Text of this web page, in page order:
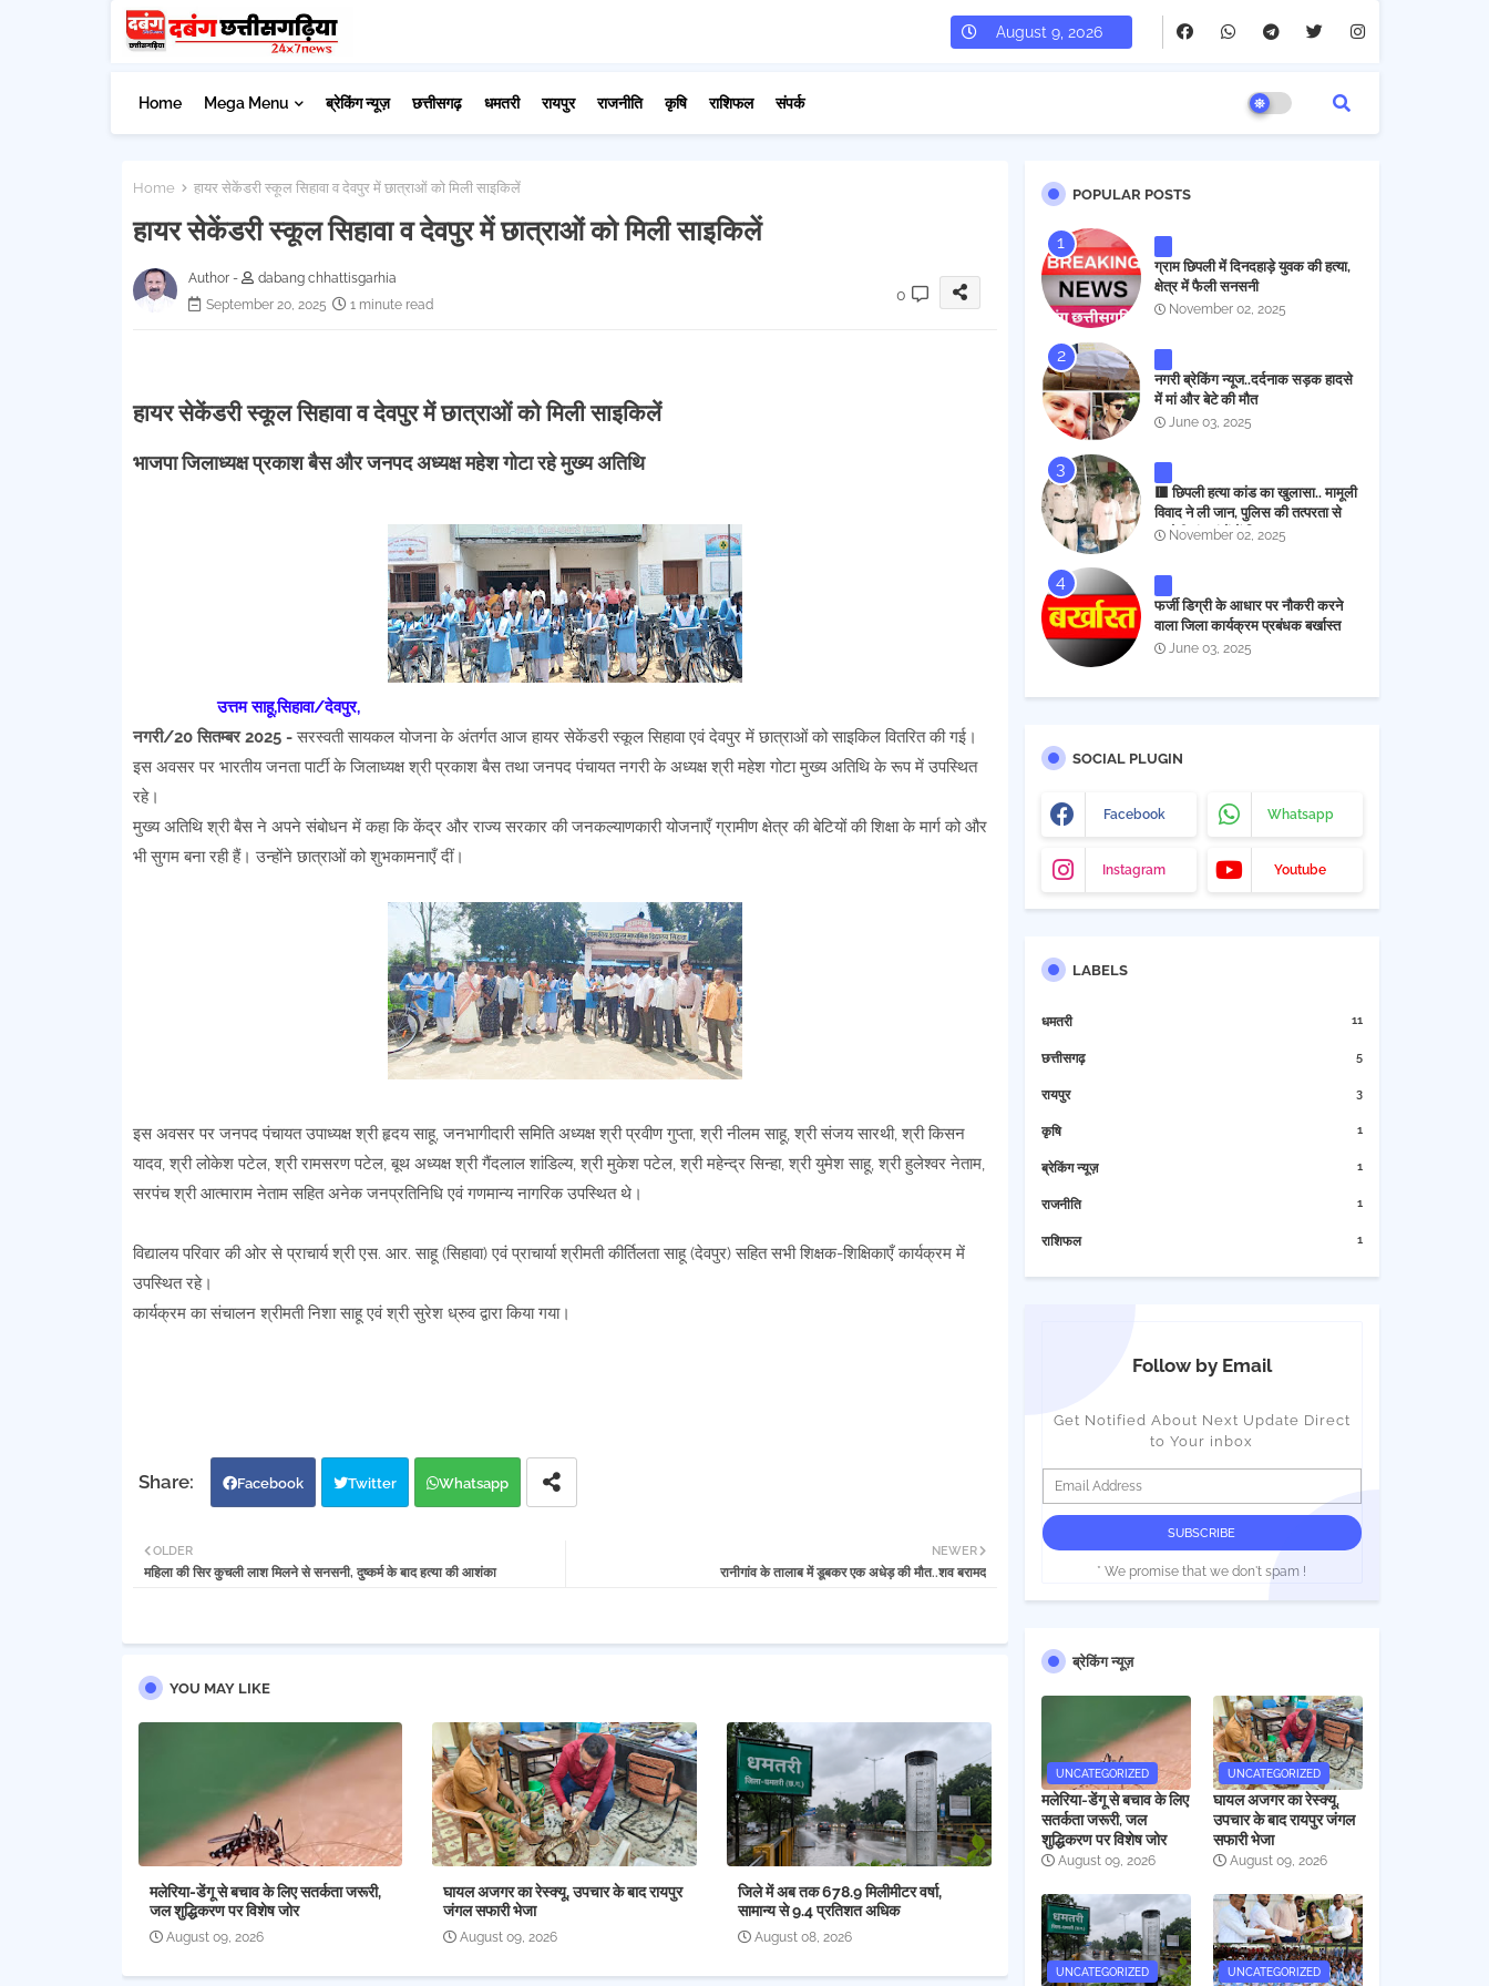
August 9, 2026
Home Mega Menu ब्रेकिंग न्यूज़ छत्तीसगढ़ धमतरी रायपुर राजनीति कृषि राशिफल संपर्क
Home हायर सेकेंडरी स्कूल सिहावा व देवपुर में छात्राओं को मिली साइकिलें
हायर सेकेंडरी स्कूल सिहावा व देवपुर में छात्राओं को मिली साइकिलें
Author -
dabang chhattisgarhia
September 20, 2025
1 minute read
0
हायर सेकेंडरी स्कूल सिहावा व देवपुर में छात्राओं को मिली साइकिलें
भाजपा जिलाध्यक्ष प्रकाश बैस और जनपद अध्यक्ष महेश गोटा रहे मुख्य अतिथि
उत्तम साहू,सिहावा/देवपुर,
नगरी/20 सितम्बर 2025 -सरस्वती सायकल योजना के अंतर्गत आज हायर सेकेंडरी स्कूल सिहावा एवं देवपुर में छात्राओं को साइकिल वितरित की गई।
इस अवसर पर भारतीय जनता पार्टी के जिलाध्यक्ष श्री प्रकाश बैस तथा जनपद पंचायत नगरी के अध्यक्ष श्री महेश गोटा मुख्य अतिथि के रूप में उपस्थित
रहे।
मुख्य अतिथि श्री बैस ने अपने संबोधन में कहा कि केंद्र और राज्य सरकार की जनकल्याणकारी योजनाएँ ग्रामीण क्षेत्र की बेटियों की शिक्षा के मार्ग को और
भी सुगम बना रही हैं। उन्होंने छात्राओं को शुभकामनाएँ दीं।
इस अवसर पर जनपद पंचायत उपाध्यक्ष श्री हृदय साहू, जनभागीदारी समिति अध्यक्ष श्री प्रवीण गुप्ता, श्री नीलम साहू, श्री संजय सारथी, श्री किसन
यादव, श्री लोकेश पटेल, श्री रामसरण पटेल, बूथ अध्यक्ष श्री गैंदलाल शांडिल्य, श्री मुकेश पटेल, श्री महेन्द्र सिन्हा, श्री युमेश साहू, श्री हुलेश्वर नेताम,
सरपंच श्री आत्माराम नेताम सहित अनेक जनप्रतिनिधि एवं गणमान्य नागरिक उपस्थित थे।
विद्यालय परिवार की ओर से प्राचार्य श्री एस. आर. साहू (सिहावा) एवं प्राचार्या श्रीमती कीर्तिलता साहू (देवपुर) सहित सभी शिक्षक-शिक्षिकाएँ कार्यक्रम में
उपस्थित रहे।
कार्यक्रम का संचालन श्रीमती निशा साहू एवं श्री सुरेश ध्रुव द्वारा किया गया।
Facebook Twitter Whatsapp
NEWER
रानीगांव के तालाब में डूबकर एक अधेड़ की मौत..शव बरामद
OLDER
महिला की सिर कुचली लाश मिलने से सनसनी, दुष्कर्म के बाद हत्या की आशंका
YOU MAY LIKE
मलेरिया-डेंगू से बचाव के लिए सतर्कता जरूरी,
जल शुद्धिकरण पर विशेष जोर
August 09, 2026
घायल अजगर का रेस्क्यू, उपचार के बाद रायपुर
जंगल सफारी भेजा
August 09, 2026
जिले में अब तक 678.9 मिलीमीटर वर्षा,
सामान्य से 9.4 प्रतिशत अधिक
August 08, 2026
POPULAR POSTS
ग्राम छिपली में दिनदहाड़े युवक की हत्या,
क्षेत्र में फैली सनसनी
November 02, 2025
नगरी ब्रेकिंग न्यूज..दर्दनाक सड़क हादसे
में मां और बेटे की मौत
June 03, 2025
🟥 छिपली हत्या कांड का खुलासा.. मामूली
विवाद ने ली जान, पुलिस की तत्परता से
आरोपी चंद घंटों में गिरफ्तार
November 02, 2025
फर्जी डिग्री के आधार पर नौकरी करने
वाला जिला कार्यक्रम प्रबंधक बर्खास्त
June 03, 2025
SOCIAL PLUGIN
Facebook Whatsapp
Instagram Youtube
LABELS
धमतरी 11
छत्तीसगढ़ 5
रायपुर 3
कृषि 1
ब्रेकिंग न्यूज़ 1
राजनीति 1
राशिफल 1
Follow by Email
Get Notified About Next Update Direct
to Your inbox
* We promise that we don't spam !
ब्रेकिंग न्यूज़
UNCATEGORIZED
मलेरिया-डेंगू से बचाव के लिए
सतर्कता जरूरी, जल
शुद्धिकरण पर विशेष जोर
August 09, 2026
UNCATEGORIZED
घायल अजगर का रेस्क्यू,
उपचार के बाद रायपुर जंगल
सफारी भेजा
August 09, 2026
UNCATEGORIZED UNCATEGORIZED